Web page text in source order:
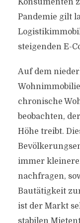
Konsumenten
Pandemie gilt
steigenden E-
Auf dem
chronische
beobachten,
Höhe treibt.
immer
nachfragen,
Bautätigkeit
ist der Markt
stabilen